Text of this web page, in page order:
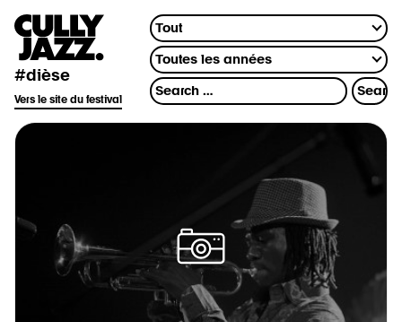
#dièse
Vers le site du festival